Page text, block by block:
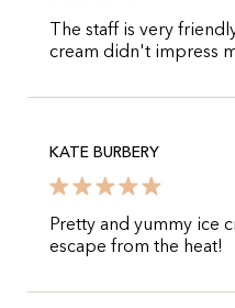
The staff is very
cream didn't impress
KATE BURBERY
Pretty and yummy ice
escape from the heat!